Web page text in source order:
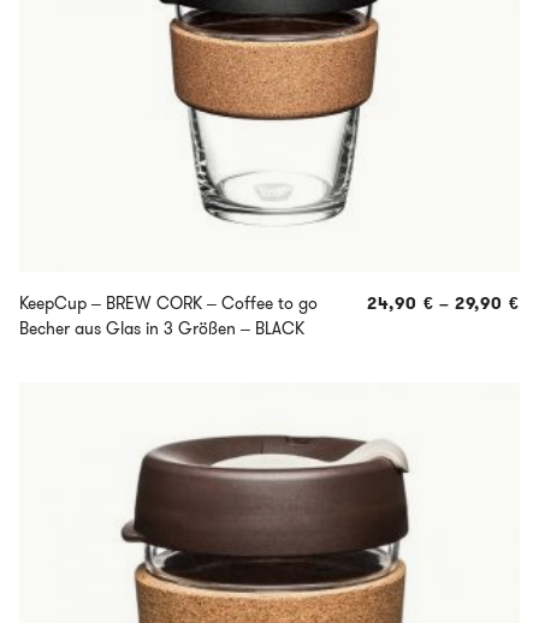
KeepCup – BREW CORK – Coffee to go
Becher aus Glas in 3 Größen – BLACK
24,90 € – 29,90 €